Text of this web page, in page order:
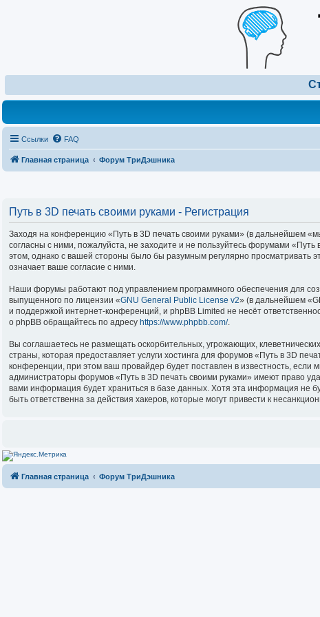
Ссылки FAQ
Главная страница Форум ТриДэшника
Путь в 3D печать своими руками - Регистрация
Заходя на конференцию «Путь в 3D печать своими руками» (в дальнейшем
согласны с ними, пожалуйста, не заходите и не пользуйтесь форумами
этом, однако с вашей стороны было бы разумным регулярно просматривать
означает ваше согласие с ними.
Наши форумы работают под управлением программного обеспечения для
выпущенного по лицензии «GNU General Public License v2» (в дальнейшем
и поддержкой интернет-конференций, и phpBB Limited не несёт
о phpBB обращайтесь по адресу https://www.phpbb.com/.
Вы соглашаетесь не размещать оскорбительных, угрожающих,
страны, которая предоставляет услуги хостинга для форумов «Путь в 3D
конференции, при этом ваш провайдер будет поставлен в известность,
администраторы форумов «Путь в 3D печать своими руками» имеют право
вами информация будет храниться в базе данных. Хотя эта информация не
быть ответственна за действия хакеров, которые могут привести к
Главная страница Форум ТриДэшника